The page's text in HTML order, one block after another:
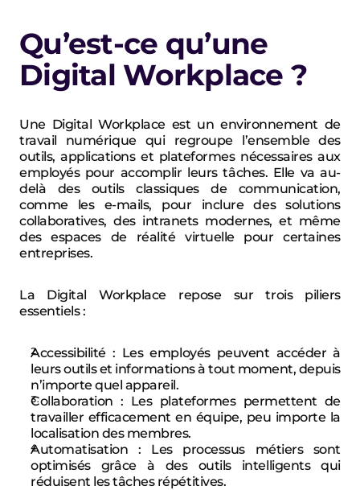
Qu’est-ce qu’une
Digital Workplace ?
Une Digital Workplace est un environnement de
travail numérique qui regroupe l’ensemble des
outils, applications et plateformes nécessaires aux
employés pour accomplir leurs tâches. Elle va au-
delà des outils classiques de communication,
comme les e-mails, pour inclure des solutions
collaboratives, des intranets modernes, et même
des espaces de réalité virtuelle pour certaines
entreprises.
La Digital Workplace repose sur trois piliers
essentiels :
Accessibilité : Les employés peuvent accéder à
leurs outils et informations à tout moment, depuis
n’importe quel appareil.
Collaboration : Les plateformes permettent de
travailler efficacement en équipe, peu importe la
localisation des membres.
Automatisation : Les processus métiers sont
optimisés grâce à des outils intelligents qui
réduisent les tâches répétitives.